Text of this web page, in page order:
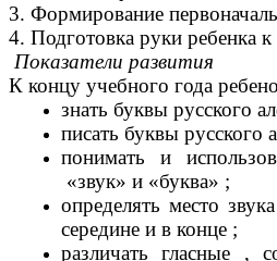
3. Формирование
4. Подготовка руки ребенка к
Показатели развития
К концу учебного года
знать буквы русского
писать буквы русского
понимать и
«звук» и «буква» ;
определять место
середине и в конце ;
различать гласные ,